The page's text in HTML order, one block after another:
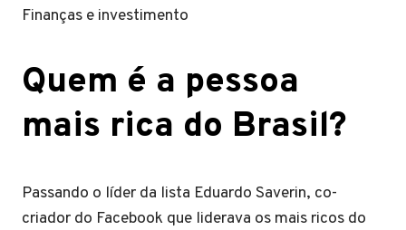
Finanças e investimento
Quem é a pessoa
mais rica do Brasil?
Passando o líder da lista Eduardo Saverin, co-
criador do Facebook que liderava os mais ricos do